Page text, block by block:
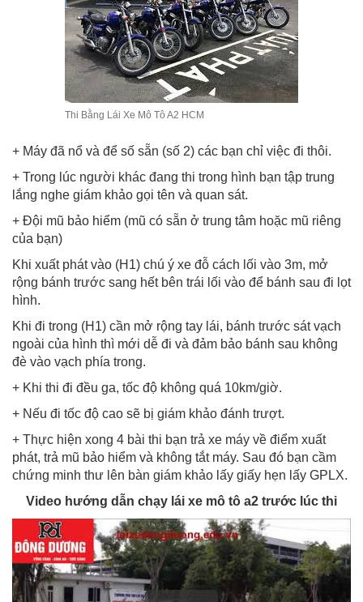
Thi Bằng Lái Xe Mô Tô A2 HCM
+ Máy đã nổ và để số sẵn (số 2) các bạn chỉ việc đi thôi.
+ Trong lúc người khác đang thi trong hình bạn tập trung
lắng nghe giám khảo gọi tên và quan sát.
+ Đội mũ bảo hiểm (mũ có sẵn ở trung tâm hoặc mũ riêng
của bạn)
Khi xuất phát vào (H1) chú ý xe đỗ cách lối vào 3m, mở
rộng bánh trước sang hết bên trái lối vào để bánh sau đi lọt
hình.
Khi đi trong (H1) cần mở rộng tay lái, bánh trước sát vạch
ngoài của hình thì mới dễ đi và đảm bảo bánh sau không
đè vào vạch phía trong.
+ Khi thi đi đều ga, tốc độ không quá 10km/giờ.
+ Nếu đi tốc độ cao sẽ bị giám khảo đánh trượt.
+ Thực hiện xong 4 bài thi bạn trả xe máy về điểm xuất
phát, trả mũ bảo hiểm và không tắt máy. Sau đó bạn cầm
chứng minh thư lên bàn giám khảo lấy giấy hẹn lấy GPLX.
Video hướng dẫn chạy lái xe mô tô a2 trước lúc thi